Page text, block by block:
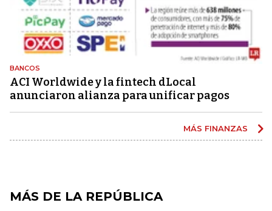
BANCOS
ACI Worldwide y la fintech dLocal
anunciaron alianza para unificar pagos
MÁS FINANZAS
MÁS DE LA REPÚBLICA